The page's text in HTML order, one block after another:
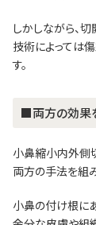
しかしながら、
技術によっては
す。
■両方の効果
小鼻縮小内外側
両方の手法を組
小鼻の付け根に